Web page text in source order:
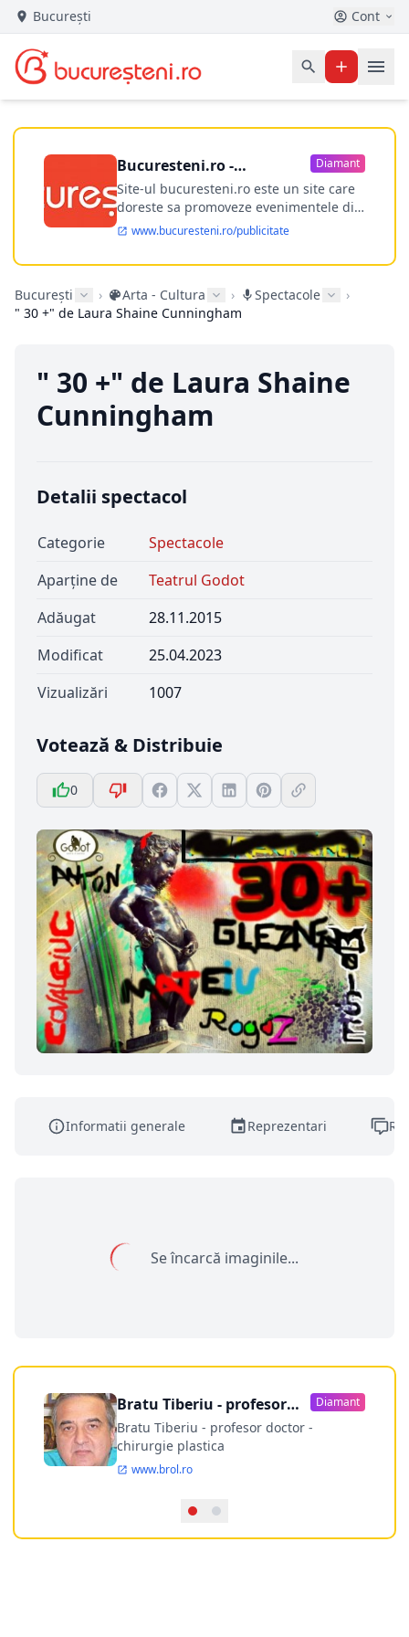
București Cont
Bucuresteni.ro -
publicitate online
Diamant
Site-ul bucuresteni.ro este un site care
doreste sa promoveze evenimentele din
Bucuresti si nu numai, sa puna la
dispozitia utilizatorului cea mai
performanta harta electronica a
ofere posibilitatea firmel...
www.bucuresteni.ro/publicitate
București › Arta - Cultura › Spectacole
›
" 30 +" de Laura Shaine Cunningham
" 30 +" de Laura Shaine
Cunningham
Detalii spectacol
Categorie
Spectacole
Aparține de
Teatrul Godot
Adăugat
28.11.2015
Modificat
25.04.2023
Vizualizări
1007
Votează & Distribuie
0
Informatii generale Reprezentari
Se încarcă imaginile...
Bratu Tiberiu - profesor
doctor
Diamant
Bratu Tiberiu - profesor doctor -
chirurgie plastica
www.brol.ro